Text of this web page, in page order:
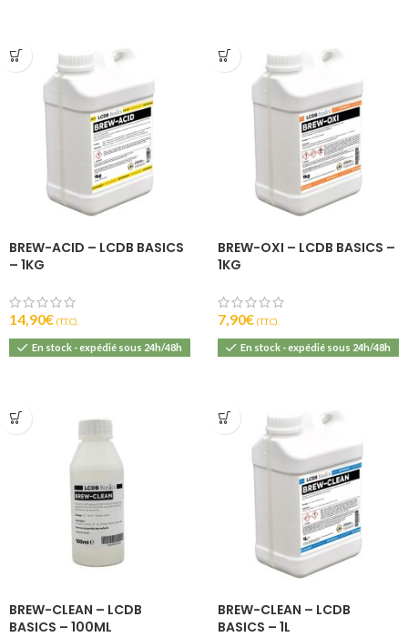
BREW-ACID – LCDB BASICS
– 1KG
14,90€ (T.T.C).
En stock - expédié sous 24h/48h
BREW-OXI – LCDB BASICS –
1KG
7,90€ (T.T.C).
En stock - expédié sous 24h/48h
BREW-CLEAN – LCDB
BASICS – 100ML
BREW-CLEAN – LCDB
BASICS – 1L